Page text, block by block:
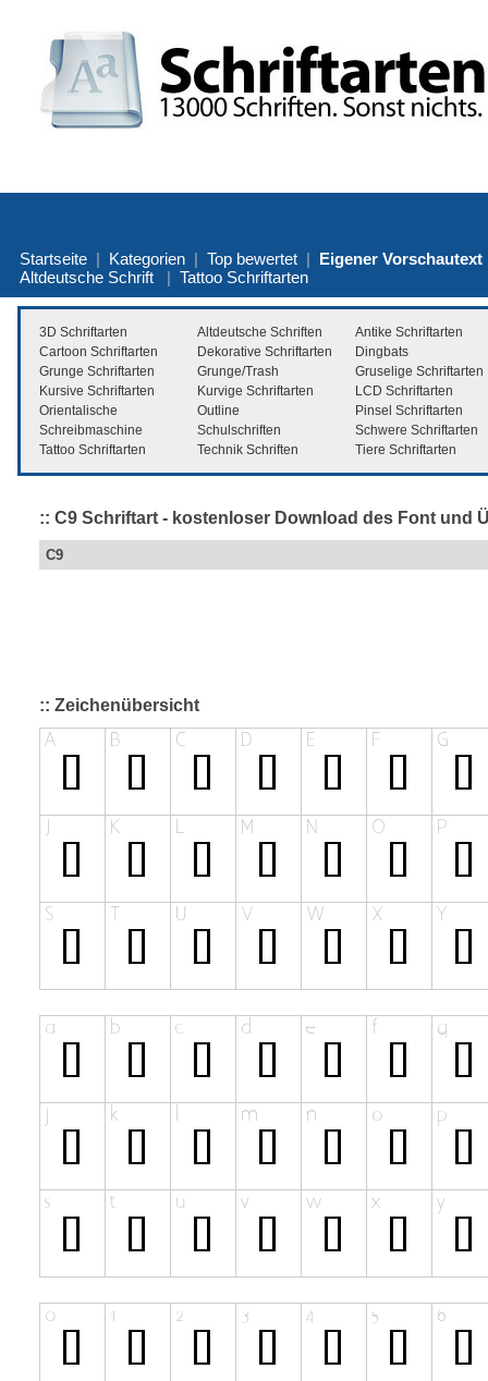
Startseite | Kategorien | Top bewertet | Eigener Vorschautext
Altdeutsche Schrift | Tattoo Schriftarten
3D Schriftarten Altdeutsche Schriften
Antike Schriftarten
Cartoon Schriftarten
Dekorative Schriftarten
Dingbats
Grunge Schriftarten
Grunge/Trash
Gruselige Schriftarten
Kursive Schriftarten
Kurvige Schriftarten
LCD Schriftarten
Orientalische
Outline
Pinsel Schriftarten
Schreibmaschine
Schulschriften
Schwere Schriftarten
Tattoo Schriftarten
Technik Schriften Tiere Schriftarten
:: C9 Schriftart - kostenloser Download des Font und
C9
:: Zeichenübersicht